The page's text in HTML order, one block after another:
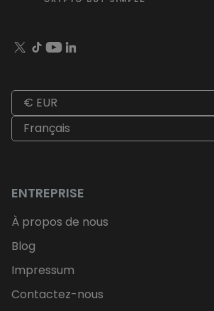
€ EUR
Français
ENTREPRISE
À propos de nous
Blog
Impressum
Contactez-nous